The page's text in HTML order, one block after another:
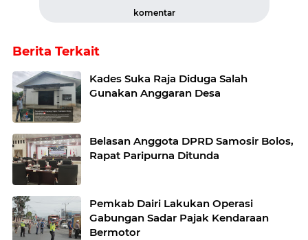
komentar
Berita Terkait
Kades Suka Raja Diduga Salah
Gunakan Anggaran Desa
Belasan Anggota DPRD Samosir Bolos,
Rapat Paripurna Ditunda
Pemkab Dairi Lakukan Operasi
Gabungan Sadar Pajak Kendaraan
Bermotor